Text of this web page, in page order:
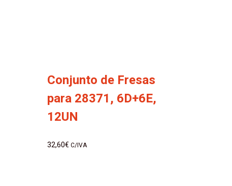
Conjunto de Fresas
para 28371, 6D+6E,
12UN
32,60€ C/IVA